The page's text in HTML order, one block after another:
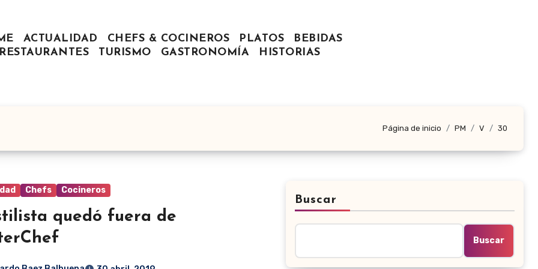
ACTUALIDAD CHEFS & COCINEROS PLATOS
BEBIDAS
RESTAURANTES
TURISMO GASTRONOMÍA HISTORIAS
Página de inicio PM V 30
Chefs Cocineros
quedó fuera de
Buscar
Buscar